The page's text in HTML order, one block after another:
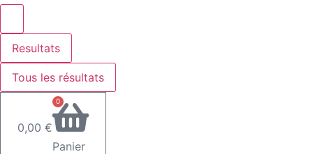
Resultats
Tous les résultats
0,00 €
0
Panier